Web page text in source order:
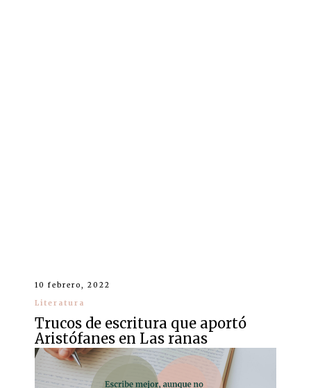
10 febrero, 2022
Literatura
Trucos de escritura que aportó
Aristófanes en Las ranas